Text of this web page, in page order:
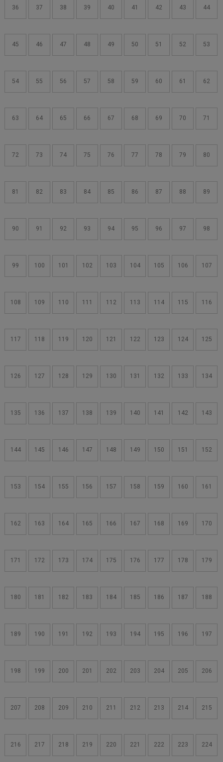
36 37 38 39 40 41 42 43 44
45 46 47 48 49 50 51 52 53
54 55 56 57 58 59 60 61 62
63 64 65 66 67 68 69 70 71
72 73 74 75 76 77 78 79 80
81 82 83 84 85 86 87 88 89
90 91 92 93 94 95 96 97 98
99 100 101 102 103 104 105 106 107
108 109 110 111 112 113 114 115 116
117 118 119 120 121 122 123 124 125
126 127 128 129 130 131 132 133 134
135 136 137 138 139 140 141 142 143
144 145 146 147 148 149 150 151 152
153 154 155 156 157 158 159 160 161
162 163 164 165 166 167 168 169 170
171 172 173 174 175 176 177 178 179
180 181 182 183 184 185 186 187 188
189 190 191 192 193 194 195 196 197
198 199 200 201 202 203 204 205 206
207 208 209 210 211 212 213 214 215
216 217 218 219 220 221 222 223 224